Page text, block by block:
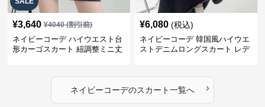
¥3,640 ¥4040(割引前)
ネイビーコーデ ハイウエスト台
形カーゴスカート 紐調整ミニ丈
¥6,080 (税込)
ネイビーコーデ 韓国風ハイウエ
ストデニムロングスカート レデ
ネイビーコーデのスカート一覧へ ›